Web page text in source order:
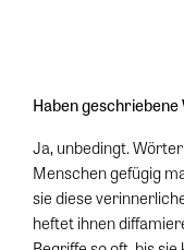
Haben
Ja, unbedingt.
Menschen gefügig
sie diese
heftet ihnen